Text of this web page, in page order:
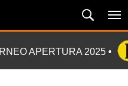
APERTURA 2025